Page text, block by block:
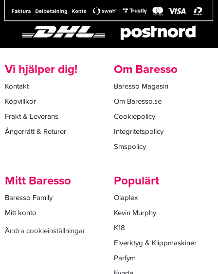
Vi hjälper dig!
Kontakt
Köpvillkor
Frakt & Leverans
Ångerrätt & Returer
Om Baresso
Baresso Magasin
Om Baresso.se
Cookiepolicy
Integritetspolicy
Smspolicy
Mitt Baresso
Baresso Family
Mitt konto
Ändra cookieinställningar
Populärt
Olaplex
Kevin Murphy
K18
Elverktyg & Klippmaskiner
Parfym